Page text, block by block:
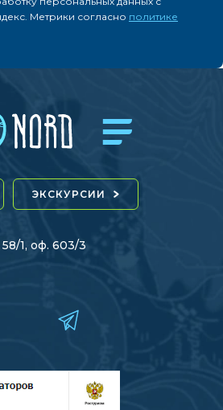
Метрики согласно политике
ЭКСКУРСИИ
1, оф. 603/3